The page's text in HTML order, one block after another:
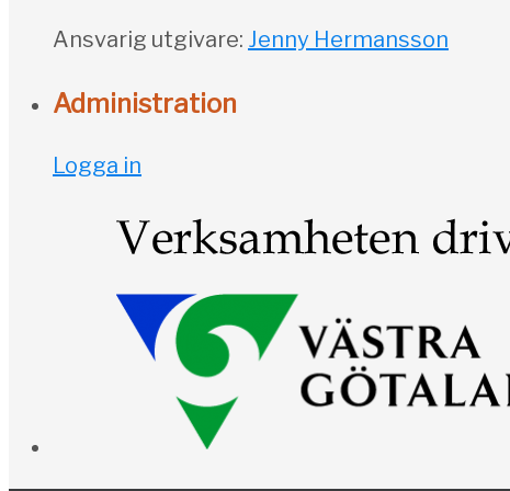
Ansvarig utgivare: Jenny Hermansson
Administration
Logga in